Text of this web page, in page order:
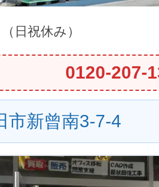
（日祝休み）
0120-207-
市新曾南3-7-4